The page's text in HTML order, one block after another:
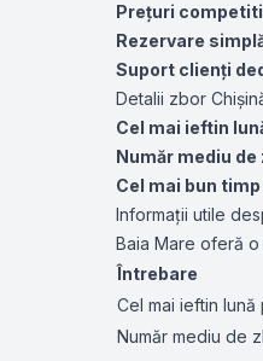
Prețuri
Rezervare
Suport clienți
Detalii zbor
Cel mai ieftin
Număr mediu
Cel mai bun
Informații utile
Baia Mare oferă
Întrebare
Cel mai ieftin
Număr mediu de